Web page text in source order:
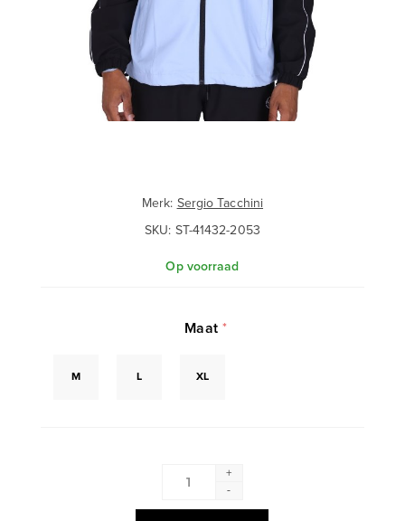
Merk: Sergio Tacchini
SKU: ST-41432-2053
Op voorraad
Maat*
M L XL
+
-